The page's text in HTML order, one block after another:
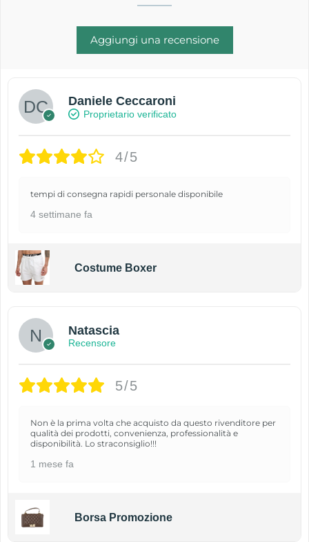
Aggiungi una recensione
Daniele Ceccaroni
Proprietario verificato
4/5
tempi di consegna rapidi personale disponibile
4 settimane fa
Costume Boxer
Natascia
Recensore
5/5
Non è la prima volta che acquisto da questo rivenditore per
qualità dei prodotti, convenienza, professionalità e
disponibilità. Lo straconsiglio!!!
1 mese fa
Borsa Promozione